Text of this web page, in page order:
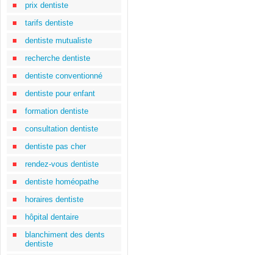
prix dentiste
tarifs dentiste
dentiste mutualiste
recherche dentiste
dentiste conventionné
dentiste pour enfant
formation dentiste
consultation dentiste
dentiste pas cher
rendez-vous dentiste
dentiste homéopathe
horaires dentiste
hôpital dentaire
blanchiment des dents
dentiste